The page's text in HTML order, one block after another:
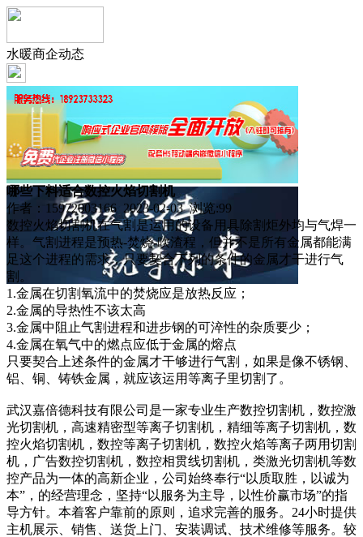
水暖商企动态
哪些下料适合数控火焰切割机
作者：15972003166 2023-02-03 浏览:99
数控火焰切割机在气割是运用的设备用具除割炬外均与气焊一
样。气割进程是预热-焚烧-吹渣程，但并不是所有金属都能满
足这个进程的需求，只要契合下列的条件的金属才干进行气
割。
1.金属在切割氧流中的焚烧应是放热反应；
2.金属的导热性不该太高
3.金属中阻止气割进程和进步钢的可淬性的杂质要少；
4.金属在氧气中的燃点应低于金属的熔点
只要契合上述条件的金属才干够进行气割，如果是像不锈钢、
铝、铜、铸铁金属，就应该运用等离子里切割了。
武汉嘉倍德科技有限公司是一家专业生产数控切割机，数控激
光切割机，高速精密型等离子切割机，精细等离子切割机，数
控火焰切割机，数控等离子切割机，数控火焰等离子两用切割
机，广告数控切割机，数控相贯线切割机，类激光切割机等数
控产品为一体的高新企业，公司始终奉行“以质取胜，以诚为
本”，的经营理念，坚持“以服务为主导，以性价赢市场”的指
导方针。本着客户靠前的原则，追求完善的服务。24小时提供
主机展示、销售、送货上门、安装调试、技术维修等服务。较